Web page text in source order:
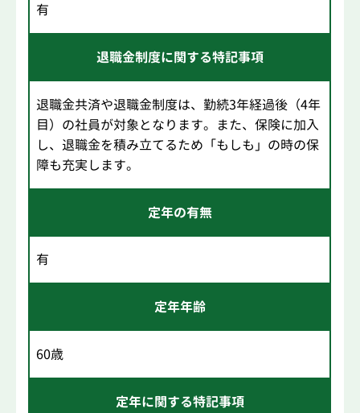
有
退職金制度に関する特記事項
退職金共済や退職金制度は、勤続3年経過後（4年
目）の社員が対象となります。また、保険に加入
し、退職金を積み立てるため「もしも」の時の保
障も充実します。
定年の有無
有
定年年齢
60歳
定年に関する特記事項